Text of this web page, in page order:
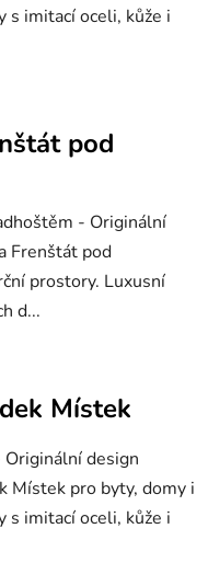
s imitací oceli, kůže i
pod
- Originální
Frenštát pod
prostory. Luxusní
d...
Místek
design
Místek pro byty, domy i
s imitací oceli, kůže i